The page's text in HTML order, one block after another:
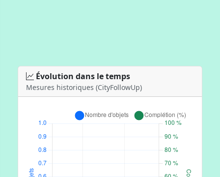
Évolution dans le temps
Mesures historiques (CityFollowUp)